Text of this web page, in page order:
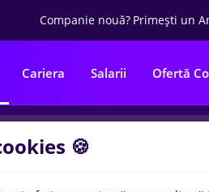
Companie nouă? Primești un
Cariera Salarii Ofertă
🍪